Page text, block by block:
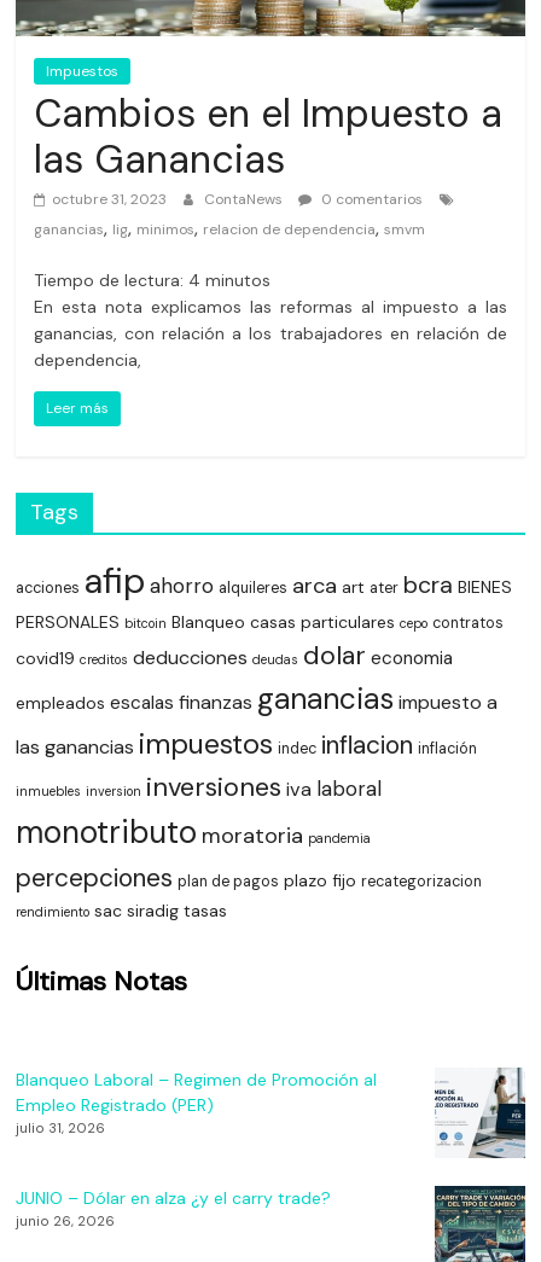
Impuestos
Cambios en el Impuesto a
las Ganancias
octubre 31, 2023 ContaNews
0 comentarios
ganancias, lig, minimos, relacion de dependencia,smvm
Tiempo de lectura: 4 minutos
En esta nota explicamos las reformas al impuesto a las
ganancias, con relación a los trabajadores en relación de
dependencia,
Leer más
Tags
acciones afip ahorro alquileres arca art ater bcra BIENES
PERSONALES bitcoin Blanqueo casas particulares cepo contratos
covid19 creditos deducciones deudas dolar economia
empleados escalas finanzas ganancias impuesto a
las ganancias impuestos indec inflacion inflación
inmuebles inversion inversiones iva laboral
monotributo moratoria pandemia
percepciones plan de pagos plazo fijo recategorizacion
rendimiento sac siradig tasas
Últimas Notas
Blanqueo Laboral – Regimen de Promoción al
Empleo Registrado (PER)
julio 31, 2026
JUNIO – Dólar en alza ¿y el carry trade?
junio 26, 2026